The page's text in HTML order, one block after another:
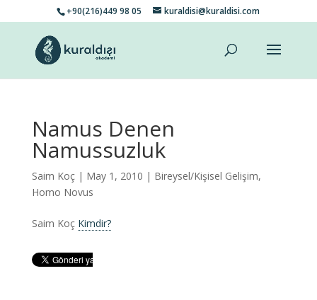
+90(216)449 98 05 kuraldisi@kuraldisi.com
Namus Denen
Namussuzluk
Saim Koç| May 1, 2010 | Bireysel/Kişisel Gelişim,
Homo Novus
Saim Koç Kimdir?